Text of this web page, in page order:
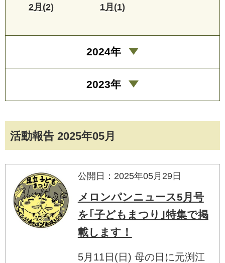
活動報告 2025年05月
公開日：2025年05月29日
メロンパンニュース5月号
を｢子どもまつり｣特集で掲
載します！
5月11日(日) 母の日に元渕江
2月(2) 1月(1)
2024年
2023年